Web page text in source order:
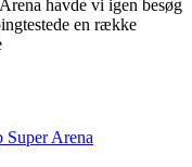
havde vi igen besøg
en række